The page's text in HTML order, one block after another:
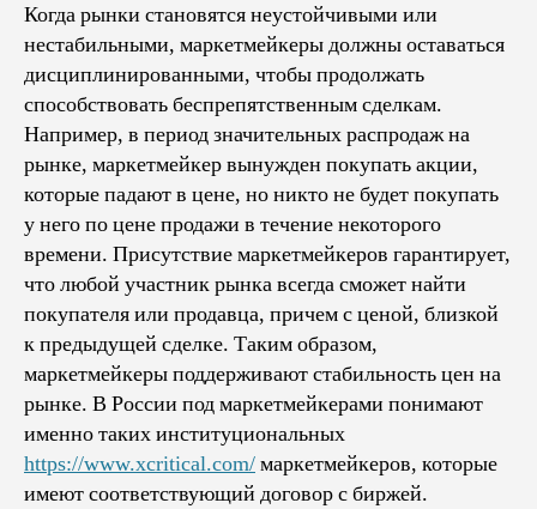
Когда рынки становятся неустойчивыми или
нестабильными, маркетмейкеры должны оставаться
дисциплинированными, чтобы продолжать
способствовать беспрепятственным сделкам.
Например, в период значительных распродаж на
рынке, маркетмейкер вынужден покупать акции,
которые падают в цене, но никто не будет покупать
у него по цене продажи в течение некоторого
времени. Присутствие маркетмейкеров гарантирует,
что любой участник рынка всегда сможет найти
покупателя или продавца, причем с ценой, близкой
к предыдущей сделке. Таким образом,
маркетмейкеры поддерживают стабильность цен на
рынке. В России под маркетмейкерами понимают
именно таких институциональных
https://www.xcritical.com/маркетмейкеров, которые
имеют соответствующий договор с биржей.